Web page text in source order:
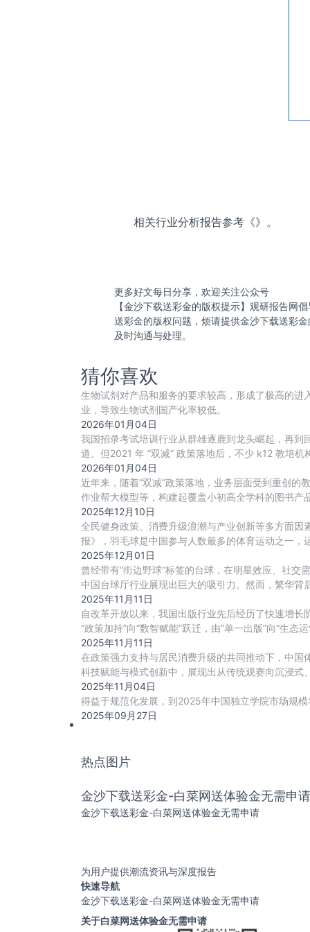
相关行业分析报告参考《》。
更多好文每日分享，欢迎关注公众号
【金沙下载送彩金的版权提示】观研报告网
送彩金的版权问题，烦请提供金沙下载送彩
及时沟通与处理。
猜你喜欢
生物试剂对产品和服务的要求较高，形成了极高的
业，导致生物试剂国产化率较低。
2026年01月04日
我国招录考试培训行业从群雄逐鹿到龙头崛起，再
道。但2021 年 “双减” 政策落地后，不少 k12 教培
2026年01月04日
近年来，随着“双减”政策落地，业务层面受到重创
作业帮大模型等，构建起覆盖小初高全学科的图书
2025年12月10日
全民健身政策、消费升级浪潮与产业创新等多方面
报》，羽毛球是中国参与人数最多的体育运动之一
动
2025年12月01日
曾经带有“街边野球”标签的台球，在明星效应、社
中国台球厅行业展现出巨大的吸引力。然而，繁华
2025年11月11日
自改革开放以来，我国出版行业先后经历了快速增
“政策加持”向“数智赋能”跃迁，由“单一出版”向“生态
2025年11月11日
在政策强力支持与居民消费升级的共同推动下，中
科技赋能与模式创新中，展现出从传统观赛向沉浸
2025年11月04日
得益于规范化发展，到2025年中国独立学院市场规
2025年09月27日
热点图片
金沙下载送彩金-白菜网送体验金无需申请
金沙下载送彩金-白菜网送体验金无需申请
为用户提供潮流资讯与深度报告
快速导航
金沙下载送彩金-白菜网送体验金无需申请
关于白菜网送体验金无需申请